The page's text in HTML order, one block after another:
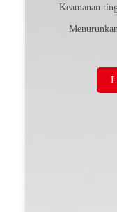
Keamanan